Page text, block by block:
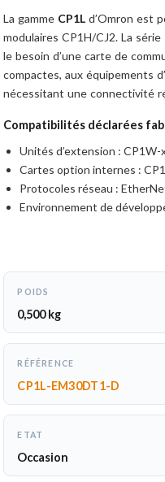
La gamme CP1L d’Omron est
modulaires CP1H/CJ2. La série
le besoin d’une carte de
compactes, aux équipements
nécessitant une connectivité
Compatibilités déclarées
Unités d’extension : CP1W-
Cartes option internes :
Protocoles réseau :
Environnement de
POIDS
0,500 kg
RÉFÉRENCE
CP1L-EM30DT1-D
ETAT
Occasion